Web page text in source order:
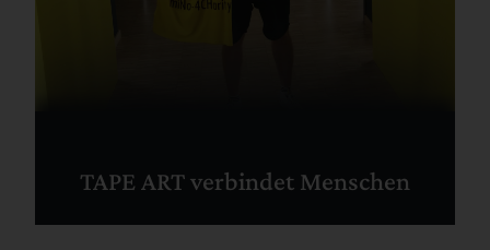
TAPE ART verbindet Menschen